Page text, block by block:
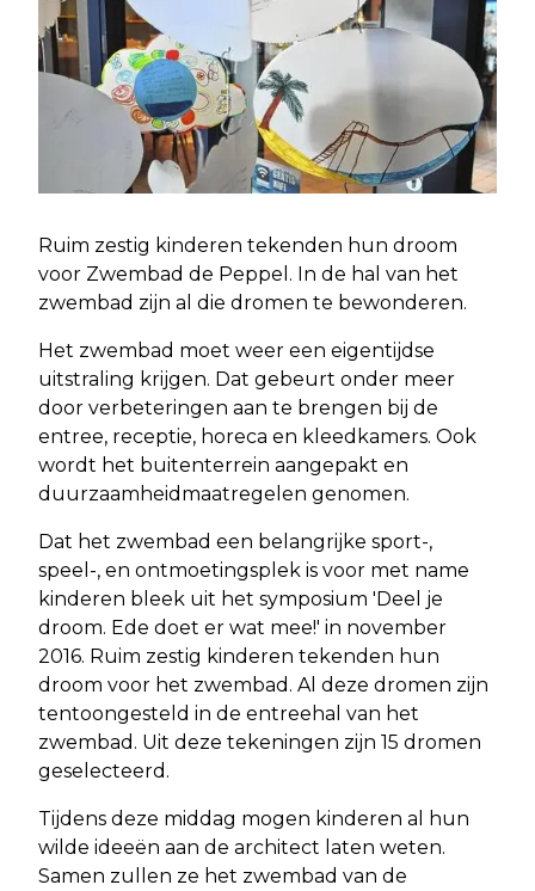
Ruim zestig kinderen tekenden hun droom
voor Zwembad de Peppel. In de hal van het
zwembad zijn al die dromen te bewonderen.
Het zwembad moet weer een eigentijdse
uitstraling krijgen. Dat gebeurt onder meer
door verbeteringen aan te brengen bij de
entree, receptie, horeca en kleedkamers. Ook
wordt het buitenterrein aangepakt en
duurzaamheidmaatregelen genomen.
Dat het zwembad een belangrijke sport-,
speel-, en ontmoetingsplek is voor met name
kinderen bleek uit het symposium 'Deel je
droom. Ede doet er wat mee!' in november
2016. Ruim zestig kinderen tekenden hun
droom voor het zwembad. Al deze dromen zijn
tentoongesteld in de entreehal van het
zwembad. Uit deze tekeningen zijn 15 dromen
geselecteerd.
Tijdens deze middag mogen kinderen al hun
wilde ideeën aan de architect laten weten.
Samen zullen ze het zwembad van de